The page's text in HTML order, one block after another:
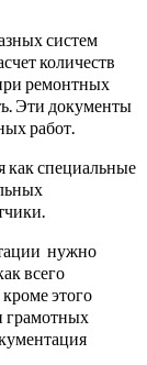
систем
количеств
ремонтных
Эти документы
работ.
как специальные
нужно
всего
этого
грамотных